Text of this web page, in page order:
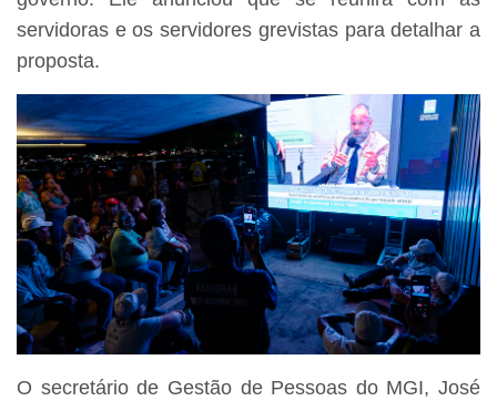
servidoras e os servidores grevistas para detalhar a
proposta.
O secretário de Gestão de Pessoas do MGI, José